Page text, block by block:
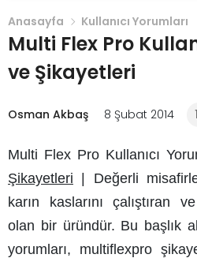
Anasayfa Kullanıcı Yorumları
Multi Flex Pro
ve Şikayetleri
Osman Akbaş 8 Şubat 2014
Multi Flex Pro Kullanıcı
Şikayetleri | Değerli
karın kaslarını çalıştıran
olan bir üründür. Bu başlık
yorumları, multiflexpro